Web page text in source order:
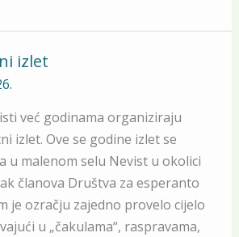
izlet
već godinama organiziraju
izlet. Ove se godine izlet se
u malenom selu Nevist u okolici
članova Društva za esperanto
je ozračju zajedno provelo cijelo
u „čakulama“, raspravama,